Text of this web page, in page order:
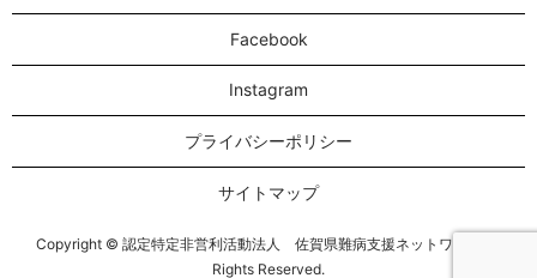
Facebook
Instagram
プライバシーポリシー
サイトマップ
Copyright © 認定特定非営利活動法人 佐賀県難病支援ネットワーク All
Rights Reserved.